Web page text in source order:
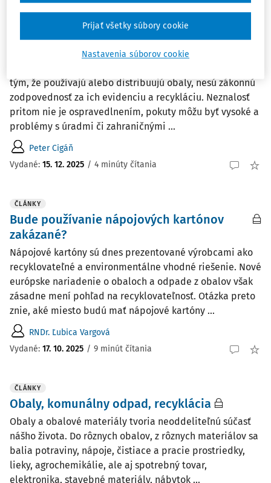
ČLÁNKY
Zákonné povinnosti podnikateľov v
oblasti obalov a odpadov na Slovensku a v
tým, že používajú alebo distribuujú obaly, nesú zákonnú
zodpovednosť za ich evidenciu a recykláciu. Neznalosť
pritom nie je ospravedlnením, pokuty môžu byť vysoké a
problémy s úradmi či zahraničnými ...
Peter Cigáň
Vydané: 15. 12. 2025 / 4 minúty čítania
ČLÁNKY
Bude používanie nápojových kartónov
zakázané?
Nápojové kartóny sú dnes prezentované výrobcami ako
recyklovateľné a environmentálne vhodné riešenie. Nové
európske nariadenie o obaloch a odpade z obalov však
zásadne mení pohľad na recyklovateľnosť. Otázka preto
znie, aké miesto budú mať nápojové kartóny ...
RNDr. Ľubica Vargová
Vydané: 17. 10. 2025 / 9 minút čítania
ČLÁNKY
Obaly, komunálny odpad, recyklácia
Obaly a obalové materiály tvoria neoddeliteľnú súčasť
nášho života. Do rôznych obalov, z rôznych materiálov sa
balia potraviny, nápoje, čistiace a pracie prostriedky,
lieky, agrochemikálie, ale aj spotrebný tovar,
elektronika, stavebné materiály, nábytok ...
Nastavenia súborov cookie
Prijať všetky súbory cookie